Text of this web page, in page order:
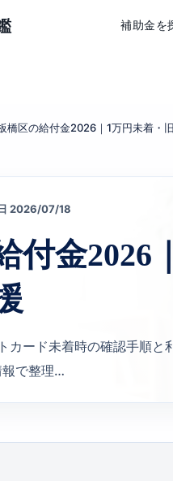
補助金を
橋区の給付金2026｜1万円未着・
2026/07/18
付金2026
カード未着時の確認手順
報で整理…